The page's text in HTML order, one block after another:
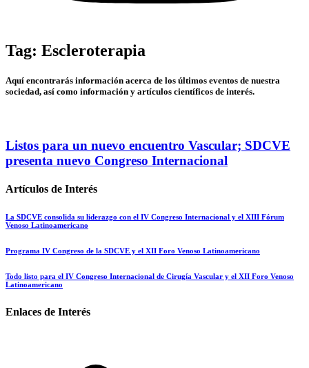
Tag: Escleroterapia
Aquí encontrarás información acerca de los últimos eventos de nuestra
sociedad, así como información y artículos científicos de interés.
Listos para un nuevo encuentro Vascular; SDCVE
presenta nuevo Congreso Internacional
Artículos de Interés
La SDCVE consolida su liderazgo con el IV Congreso Internacional y el XIII Fórum
Venoso Latinoamericano
Programa IV Congreso de la SDCVE y el XII Foro Venoso Latinoamericano
Todo listo para el IV Congreso Internacional de Cirugía Vascular y el XII Foro Venoso
Latinoamericano
Enlaces de Interés